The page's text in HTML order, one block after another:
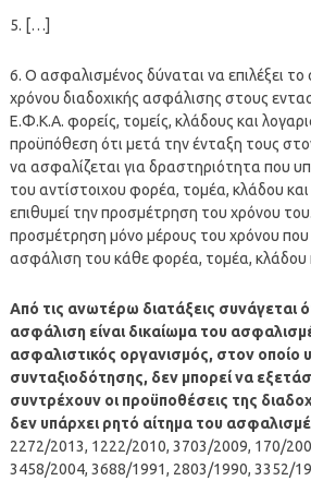
5. […]
6. Ο ασφαλισμένος δύναται να επιλέξει
χρόνου διαδοχικής ασφάλισης στους
Ε.Φ.Κ.Α. φορείς, τομείς, κλάδους και
προϋπόθεση ότι μετά την ένταξη τους
να ασφαλίζεται για δραστηριότητα που
του αντίστοιχου φορέα, τομέα, κλάδου
επιθυμεί την προσμέτρηση του χρόνου
προσμέτρηση μόνο μέρους του χρόνου που
ασφάλιση του κάθε φορέα, τομέα, κλάδου
Από τις ανωτέρω διατάξεις συνάγεται
ασφάλιση είναι δικαίωμα του
ασφαλιστικός οργανισμός, στον οποίο
συνταξιοδότησης, δεν μπορεί να
συντρέχουν οι προϋποθέσεις της
δεν υπάρχει ρητό αίτημα του
2272/2013, 1222/2010, 3703/2009, 170/
3458/2004, 3688/1991, 2803/1990, 3352/